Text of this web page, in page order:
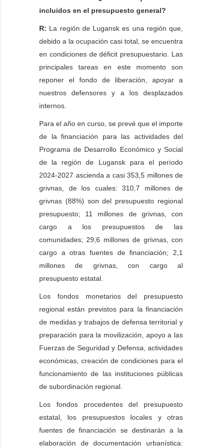
incluidos en el presupuesto general?
R: La región de Lugansk es una región que,
debido a la ocupación casi total, se encuentra
en condiciones de déficit presupuestario. Las
principales tareas en este momento son
reponer el fondo de liberación, apoyar a
nuestros defensores y a los desplazados
internos.
Para el año en curso, se prevé que el importe
de la financiación para las actividades del
Programa de Desarrollo Económico y Social
de la región de Lugansk para el período
2024-2027 ascienda a casi 353,5 millones de
grivnas, de los cuales: 310,7 millones de
grivnas (88%) son del presupuesto regional
presupuesto; 11 millones de grivnas, con
cargo a los presupuestos de las
comunidades; 29,6 millones de grivnas, con
cargo a otras fuentes de financiación; 2,1
millones de grivnas, con cargo al
presupuesto estatal.
Los fondos monetarios del presupuesto
regional están previstos para la financiación
de medidas y trabajos de defensa territorial y
preparación para la movilización, apoyo a las
Fuerzas de Seguridad y Defensa, actividades
económicas, creación de condiciones para el
funcionamiento de las instituciones públicas
de subordinación regional.
Los fondos procedentes del presupuesto
estatal, los presupuestos locales y otras
fuentes de financiación se destinarán a la
elaboración de documentación urbanística: